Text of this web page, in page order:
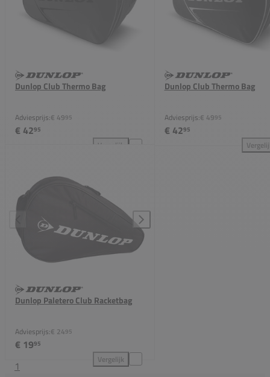
Dunlop Club Thermo Bag
Adviesprijs:€ 4995
€ 4295
Vergelijk
Dunlop Club Thermo Bag
Adviesprijs:€ 4995
€ 4295
Dunlop Paletero Club Racketbag
Adviesprijs:€ 2495
€ 1995
Vergelijk
Dunlop Paletero Club Racketbag toevoegen aan
1